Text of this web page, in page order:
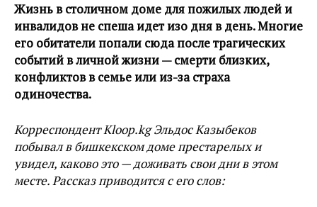
Жизнь в столичном доме для пожилых людей и
инвалидов не спеша идет изо дня в день. Многие
его обитатели попали сюда после трагических
событий в личной жизни — смерти близких,
конфликтов в семье или из-за страха
одиночества.
Корреспондент Kloop.kg Эльдос Казыбеков
побывал в бишкекском доме престарелых и
увидел, каково это — доживать свои дни в этом
месте. Рассказ приводится с его слов: